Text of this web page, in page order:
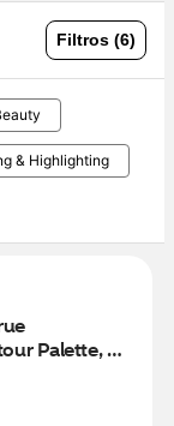
Filtros (6)
& Highlighting
Palette,